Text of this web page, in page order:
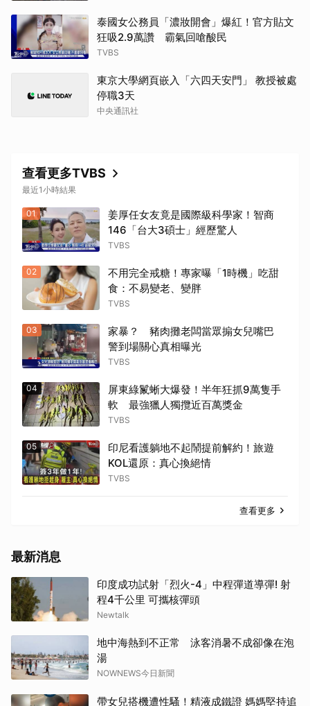
泰國女公務員「濃妝開會」爆紅！官方貼文
狂吸2.9萬讚 霸氣回嗆酸民
TVBS
東京大學網頁嵌入「六四天安門」 教授被處
停職3天
中央通訊社
查看更多TVBS
最近1小時結果
01
姜厚任女友竟是國際級科學家！智商
146「台大3碩士」經歷驚人
TVBS
02
不用完全戒糖！專家曝「1時機」吃甜
食：不易變老、變胖
TVBS
03
家暴？ 豬肉攤老闆當眾搧女兒嘴巴
警到場關心真相曝光
TVBS
04
屏東綠鬣蜥大爆發！半年狂抓9萬隻手
軟 最強獵人獨攬近百萬獎金
TVBS
05
印尼看護躺地不起鬧提前解約！旅遊
KOL還原：真心換絕情
TVBS
查看更多
最新消息
印度成功試射「烈火-4」中程彈道導彈! 射
程4千公里 可攜核彈頭
Newtalk
地中海熱到不正常 泳客消暑不成卻像在泡
湯
NOWNEWS今日新聞
帶女兒搭機遭性騷！精液成鐵證 媽媽堅持追